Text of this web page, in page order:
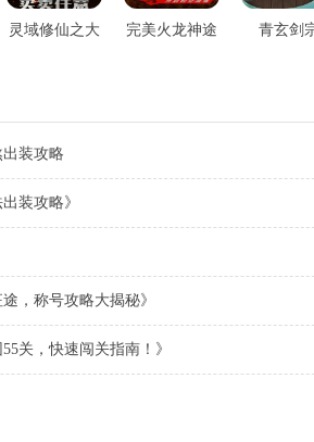
灵域修仙之大 完美火龙神途 青玄剑
装攻略
装攻略》
途，称号攻略大揭秘》
关，快速闯关指南！》